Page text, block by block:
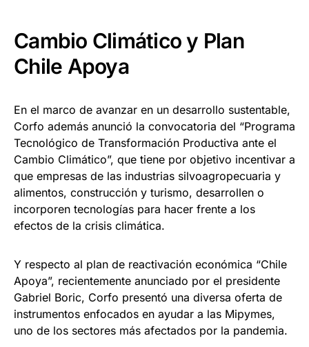
Cambio Climático y Plan
Chile Apoya
En el marco de avanzar en un desarrollo sustentable,
Corfo además anunció la convocatoria del “Programa
Tecnológico de Transformación Productiva ante el
Cambio Climático”, que tiene por objetivo incentivar a
que empresas de las industrias silvoagropecuaria y
alimentos, construcción y turismo, desarrollen o
incorporen tecnologías para hacer frente a los
efectos de la crisis climática.
Y respecto al plan de reactivación económica “Chile
Apoya”, recientemente anunciado por el presidente
Gabriel Boric, Corfo presentó una diversa oferta de
instrumentos enfocados en ayudar a las Mipymes,
uno de los sectores más afectados por la pandemia.